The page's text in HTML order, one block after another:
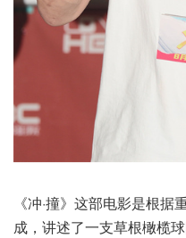
《冲·撞》这部电影是根
成，讲述了一支草根橄榄